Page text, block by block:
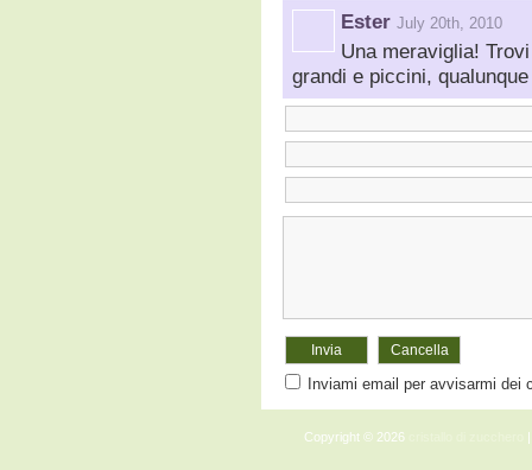
Ester July 20th, 2010
Una meraviglia!
grandi e piccini,
Inviami email per avvisarmi dei
Copyright © 2026